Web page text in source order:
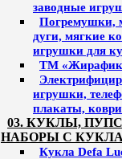
заводные
Погремушки,
дуги, мягкие
игрушки для
ТМ
игрушки,
плакаты,
03. КУКЛЫ,
НАБОРЫ С
Кукла Defa